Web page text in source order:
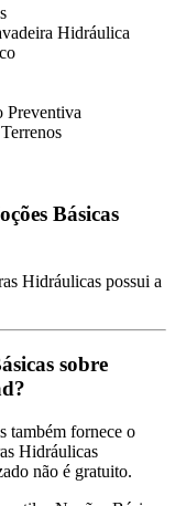
Hidráulica
Preventiva
Básicas
Hidráulicas possui a
sobre
também fornece o
Hidráulicas
não é gratuito.